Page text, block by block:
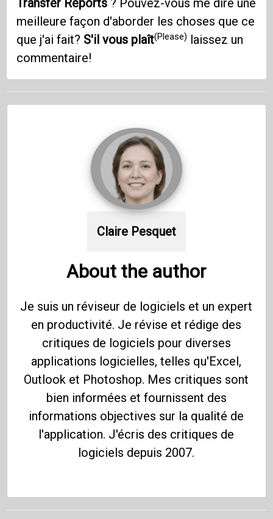
Transfer Reports ? Pouvez-vous me dire une
meilleure façon d'aborder les choses que ce
que j'ai fait? S'il vous plaît(Please) laissez un
commentaire!
Claire Pesquet
About the author
Je suis un réviseur de logiciels et un expert
en productivité. Je révise et rédige des
critiques de logiciels pour diverses
applications logicielles, telles qu'Excel,
Outlook et Photoshop. Mes critiques sont
bien informées et fournissent des
informations objectives sur la qualité de
l'application. J'écris des critiques de
logiciels depuis 2007.